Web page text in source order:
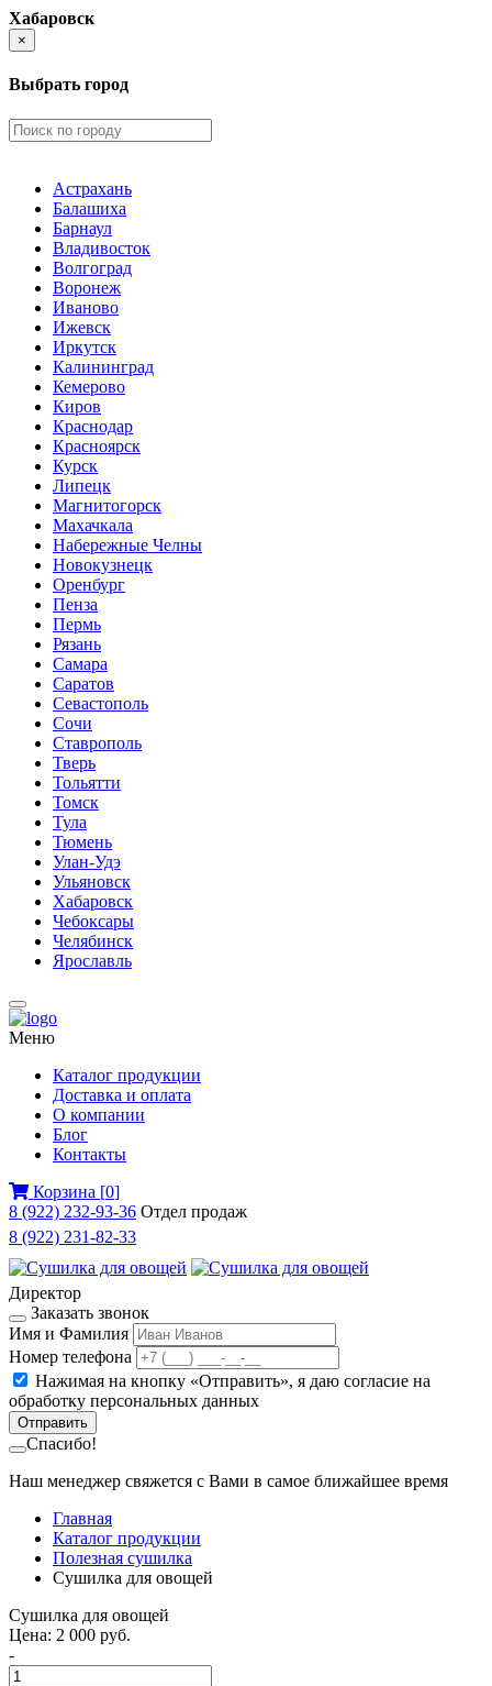
Хабаровск
×
Выбрать город
Астрахань
Балашиха
Барнаул
Владивосток
Волгоград
Воронеж
Иваново
Ижевск
Иркутск
Калининград
Кемерово
Киров
Краснодар
Красноярск
Курск
Липецк
Магнитогорск
Махачкала
Набережные Челны
Новокузнецк
Оренбург
Пенза
Пермь
Рязань
Самара
Саратов
Севастополь
Сочи
Ставрополь
Тверь
Тольятти
Томск
Тула
Тюмень
Улан-Удэ
Ульяновск
Хабаровск
Чебоксары
Челябинск
Ярославль
Меню
Каталог продукции
Доставка и оплата
О компании
Блог
Контакты
Корзина [0]
8 (922) 232-93-36 Отдел продаж
8 (922) 231-82-33
Директор
Заказать звонок
Имя и Фамилия
Номер телефона
Нажимая на кнопку «Отправить», я даю согласие на
обработку персональных данных
Отправить
Спасибо!
Наш менеджер свяжется с Вами в самое ближайшее время
Главная
Каталог продукции
Полезная сушилка
Сушилка для овощей
Сушилка для овощей
Цена: 2 000 руб.
-